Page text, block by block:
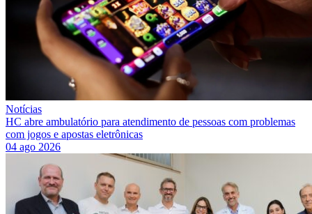
Notícias
HC abre ambulatório para atendimento de pessoas com problemas
com jogos e apostas eletrônicas
04 ago 2026